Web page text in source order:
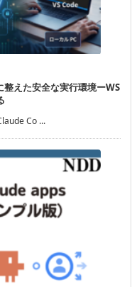
えた安全な実行環境ーWS
Co ...